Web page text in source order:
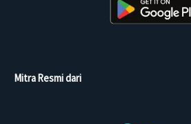
Mitra Resmi dari